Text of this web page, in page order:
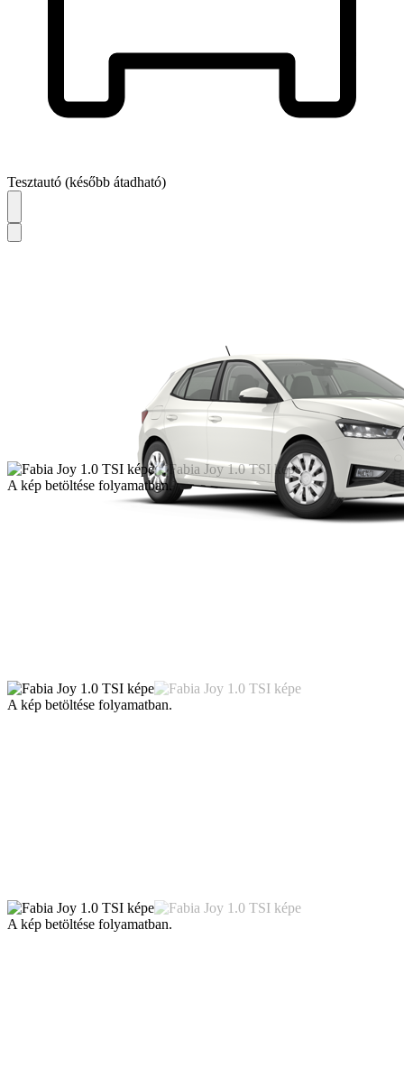
Tesztautó (később átadható)
A kép betöltése folyamatban.
A kép betöltése folyamatban.
A kép betöltése folyamatban.